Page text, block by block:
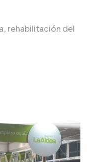
rehabilitación del